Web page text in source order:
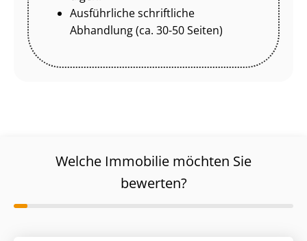
Ausführliche schriftliche
Abhandlung (ca. 30-50 Seiten)
Welche Immobilie möchten Sie
bewerten?